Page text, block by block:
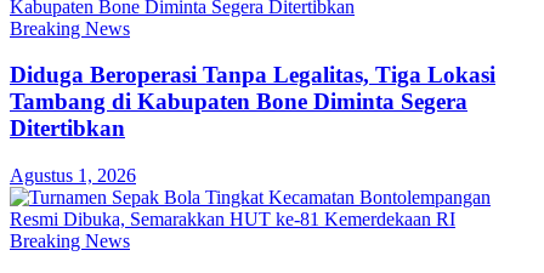
Breaking News
Diduga Beroperasi Tanpa Legalitas, Tiga Lokasi
Tambang di Kabupaten Bone Diminta Segera
Ditertibkan
Agustus 1, 2026
Breaking News